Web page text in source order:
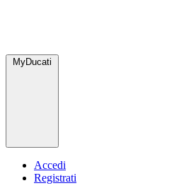
MyDucati
Accedi
Registrati